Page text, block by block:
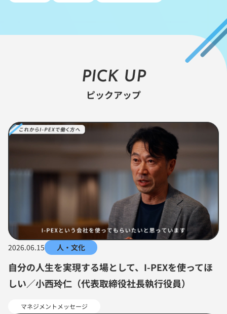
PICK UP
ピックアップ
2026.06.15 人・文化
自分の人生を実現する場として、I-PEXを使ってほ
しい／小西玲仁（代表取締役社長執行役員）
マネジメントメッセージ